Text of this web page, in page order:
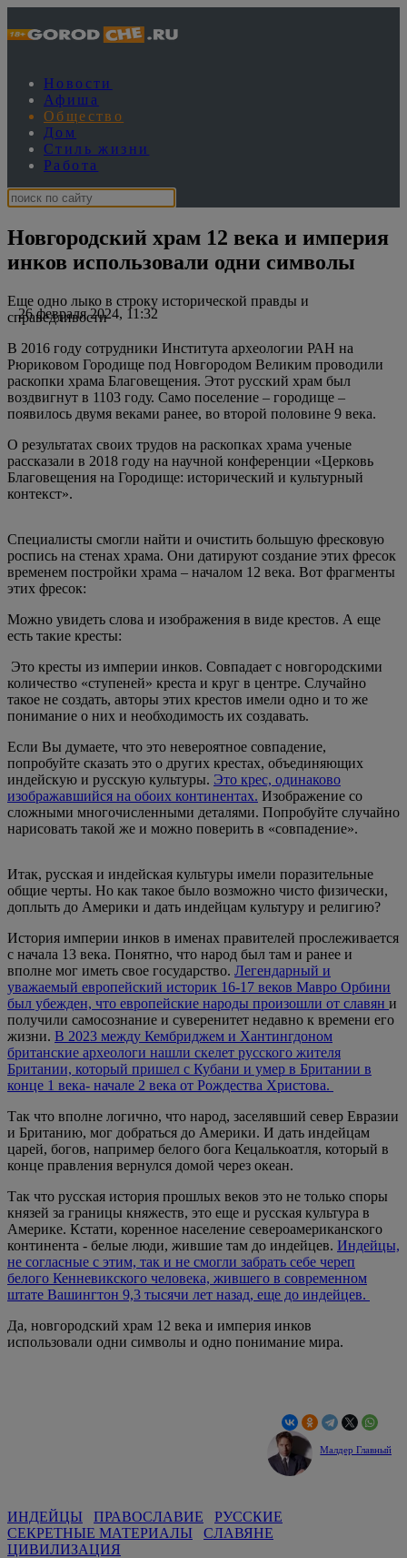
Новости
Афиша
Общество
Дом
Стиль жизни
Работа
Новгородский храм 12 века и империя
инков использовали одни символы
26 февраля 2024, 11:32
Еще одно лыко в строку исторической правды и
справедливости
В 2016 году сотрудники Института археологии РАН на
Рюриковом Городище под Новгородом Великим проводили
раскопки храма Благовещения. Этот русский храм был
воздвигнут в 1103 году. Само поселение – городище –
появилось двумя веками ранее, во второй половине 9 века.
О результатах своих трудов на раскопках храма ученые
рассказали в 2018 году на научной конференции «Церковь
Благовещения на Городище: исторический и культурный
контекст».
Специалисты смогли найти и очистить большую фресковую
роспись на стенах храма. Они датируют создание этих фресок
временем постройки храма – началом 12 века. Вот фрагменты
этих фресок:
Можно увидеть слова и изображения в виде крестов. А еще
есть такие кресты:
Это кресты из империи инков. Совпадает с новгородскими
количество «ступеней» креста и круг в центре. Случайно
такое не создать, авторы этих крестов имели одно и то же
понимание о них и необходимость их создавать.
Если Вы думаете, что это невероятное совпадение,
попробуйте сказать это о других крестах, объединяющих
индейскую и русскую культуры. Это крес, одинаково
изображавшийся на обоих континентах. Изображение со
сложными многочисленными деталями. Попробуйте случайно
нарисовать такой же и можно поверить в «совпадение».
Итак, русская и индейская культуры имели поразительные
общие черты. Но как такое было возможно чисто физически,
доплыть до Америки и дать индейцам культуру и религию?
История империи инков в именах правителей прослеживается
с начала 13 века. Понятно, что народ был там и ранее и
вполне мог иметь свое государство. Легендарный и
уважаемый европейский историк 16-17 веков Мавро Орбини
был убежден, что европейские народы произошли от славян и
получили самосознание и суверенитет недавно к времени его
жизни. В 2023 между Кембриджем и Хантингдоном
британские археологи нашли скелет русского жителя
Британии, который пришел с Кубани и умер в Британии в
конце 1 века- начале 2 века от Рождества Христова.
Так что вполне логично, что народ, заселявший север Евразии
и Британию, мог добраться до Америки. И дать индейцам
царей, богов, например белого бога Кецалькоатля, который в
конце правления вернулся домой через океан.
Так что русская история прошлых веков это не только споры
князей за границы княжеств, это еще и русская культура в
Америке. Кстати, коренное население североамериканского
континента - белые люди, жившие там до индейцев. Индейцы,
не согласные с этим, так и не смогли забрать себе череп
белого Кенневикского человека, жившего в современном
штате Вашингтон 9,3 тысячи лет назад, еще до индейцев.
Да, новгородский храм 12 века и империя инков
использовали одни символы и одно понимание мира.
Малдер Главный
ИНДЕЙЦЫ ПРАВОСЛАВИЕ
РУССКИЕ
СЕКРЕТНЫЕ МАТЕРИАЛЫ
СЛАВЯНЕ
ЦИВИЛИЗАЦИЯ